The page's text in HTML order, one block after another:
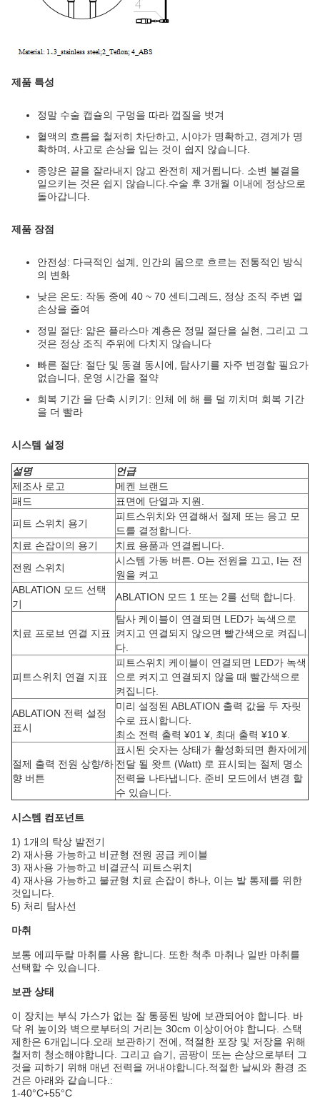
제품 특성
정말 수술 캡슐의 구멍을 따라 껍질을 벗겨
혈액의 흐름을 철저히 차단하고, 시야가 명확하고, 경계가 명
확하며, 사고로 손상을 입는 것이 쉽지 않습니다.
종양은 끝을 잘라내지 않고 완전히 제거됩니다. 소변 불결을
일으키는 것은 쉽지 않습니다.수술 후 3개월 이내에 정상으로
돌아갑니다.
제품 장점
안전성: 다극적인 설계, 인간의 몸으로 흐르는 전통적인 방식
의 변화
낮은 온도: 작동 중에 40 ~ 70 센티그레드, 정상 조직 주변 열
손상을 줄여
정밀 절단: 얇은 플라스마 계층은 정밀 절단을 실현, 그리고 그
것은 정상 조직 주위에 다치지 않습니다
빠른 절단: 절단 및 동결 동시에, 탐사기를 자주 변경할 필요가
없습니다, 운영 시간을 절약
회복 기간 을 단축 시키기: 인체 에 해 를 덜 끼치며 회복 기간
을 더 빨라
시스템 설정
설명
언급
제조사 로고
메켄 브랜드
패드
표면에 단열과 지원.
피트 스위치 용기
피트스위치와 연결해서 절제 또는 응고 모
드를 결정합니다.
치료 손잡이의 용기
치료 용품과 연결됩니다.
전원 스위치
시스템 가동 버튼. O는 전원을 끄고, I는 전
원을 켜고
ABLATION 모드 선택
기
ABLATION 모드 1 또는 2를 선택 합니다.
치료 프로브 연결 지표
탐사 케이블이 연결되면 LED가 녹색으로
켜지고 연결되지 않으면 빨간색으로 켜집니
다.
피트스위치 연결 지표
피트스위치 케이블이 연결되면 LED가 녹색
으로 켜지고 연결되지 않을 때 빨간색으로
켜집니다.
ABLATION 전력 설정
표시
미리 설정된 ABLATION 출력 값을 두 자릿
수로 표시합니다.
최소 전력 출력 ¥01 ¥, 최대 출력 ¥10 ¥.
절제 출력 전원 상향/하
향 버튼
표시된 숫자는 상태가 활성화되면 환자에게
전달 될 왓트 (Watt) 로 표시되는 절제 명소
전력을 나타냅니다. 준비 모드에서 변경 할
수 있습니다.
시스템 컴포넌트
1) 1개의 탁상 발전기
2) 재사용 가능하고 비균형 전원 공급 케이블
3) 재사용 가능하고 비결균식 피트스위치
4) 재사용 가능하고 불균형 치료 손잡이 하나, 이는 발 통제를 위한
것입니다.
5) 처리 탐사선
마취
보통 에피두랄 마취를 사용 합니다. 또한 척추 마취나 일반 마취를
선택할 수 있습니다.
보관 상태
이 장치는 부식 가스가 없는 잘 통풍된 방에 보관되어야 합니다. 바
닥 위 높이와 벽으로부터의 거리는 30cm 이상이어야 합니다. 스택
제한은 6개입니다.오래 보관하기 전에, 적절한 포장 및 저장을 위해
철저히 청소해야합니다. 그리고 습기, 곰팡이 또는 손상으로부터 그
것을 피하기 위해 매년 전력을 꺼내야합니다.적절한 날씨와 환경 조
건은 아래와 같습니다.:
1-40°C+55°C